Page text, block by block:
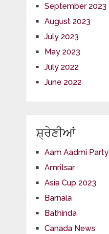
September 2023
August 2023
July 2023
May 2023
July 2022
June 2022
ਸ਼੍ਰੇਣੀਆਂ
Aam Aadmi Party
Amritsar
Asia Cup 2023
Barnala
Bathinda
Canada News